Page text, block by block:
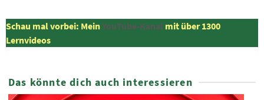
Schau mal vorbei: MeinYouTube-Kanal mit über 1300
Lernvideos
Das könnte dich auch interessieren